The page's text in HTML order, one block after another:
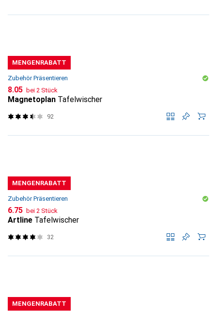
MENGENRABATT
Zubehör Präsentieren
CHF
8.05 bei 2 Stück
Magnetoplan Tafelwischer
92
MENGENRABATT
Zubehör Präsentieren
CHF
6.75 bei 2 Stück
Artline Tafelwischer
32
MENGENRABATT